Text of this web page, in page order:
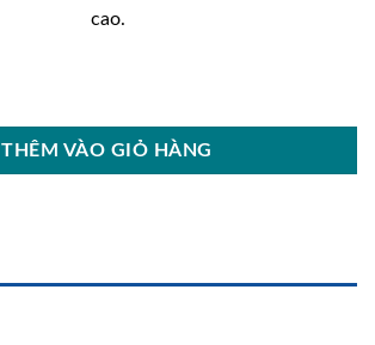
cao.
mở Eurogold-EP80660 số lượng
THÊM VÀO GIỎ HÀNG